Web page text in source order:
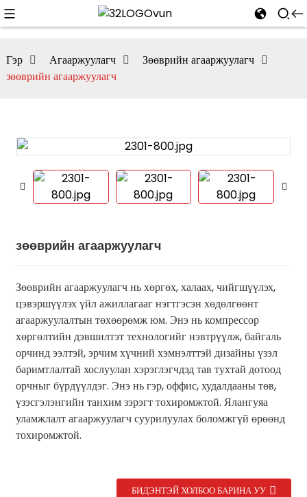
Гэр Агааржуулагч
Зөөврийн агааржуулагч
зөөврийн агааржуулагч
зөөврийн агааржуулагч
Зөөврийн агааржуулагч нь хөргөх, халаах, чийгшүүлэх,
цэвэршүүлэх үйл ажиллагааг нэгтгэсэн хөдөлгөөнт
агааржуулалтын төхөөрөмж юм. Энэ нь компрессор
хөргөлтийн дэвшилтэт технологийг нэвтрүүлж, байгаль
орчинд ээлтэй, эрчим хүчний хэмнэлттэй дизайны үзэл
баримтлалтай хослуулан хэрэглэгчдэд тав тухтай дотоод
орчныг бүрдүүлдэг. Энэ нь гэр, оффис, худалдааны төв,
үзэсгэлэнгийн танхим зэрэгт тохиромжтой. Ялангуяа
уламжлалт агааржуулагч суурилуулах боломжгүй өрөөнд
тохиромжтой.
БИДЭНТЭЙ ХОЛБОО БАРИНА УУ